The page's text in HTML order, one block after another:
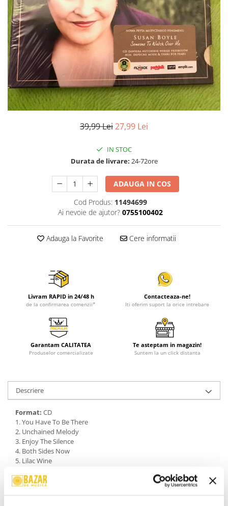
Viniluri Românești
Colecția Electrecord
39,99 Lei27,99 Lei
IN STOC
Durata de livrare: 24-72ore
ADAUGA IN COS
Cod Produs: 11494699
Ai nevoie de ajutor? 0755100402
Adauga la Favorite Cere informatii
Livram RAPID in 24/48 h
de la confirmarea comenzii*
Contacteaza-ne!
Iti oferim suport la orice intrebare
Garantam CALITATEA
Produselor comercializate
Te asteptam in magazin!
Suntem la un click distanta
Descriere
Format: CD
1. You Have To Be There
2. Unchained Melody
3. Enjoy The Silence
4. Both Sides Now
5. Lilac Wine
7. Autumn Leaves
8. This Will Be The Year